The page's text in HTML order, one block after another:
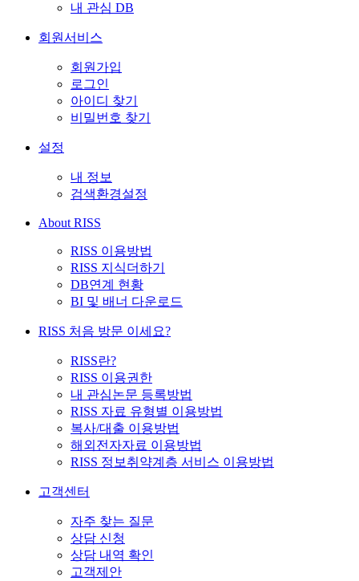
내 관심 DB
회원서비스
회원가입
로그인
아이디 찾기
비밀번호 찾기
설정
내 정보
검색환경설정
About RISS
RISS 이용방법
RISS 지식더하기
DB연계 현황
BI 및 배너 다운로드
RISS 처음 방문 이세요?
RISS란?
RISS 이용권한
내 관심논문 등록방법
RISS 자료 유형별 이용방법
복사/대출 이용방법
해외전자자료 이용방법
RISS 정보취약계층 서비스 이용방법
고객센터
자주 찾는 질문
상담 신청
상담 내역 확인
고객제안